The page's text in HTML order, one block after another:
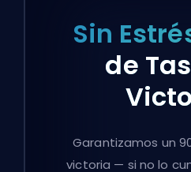
Sin
de
Garantizamos un
victoria — si no lo